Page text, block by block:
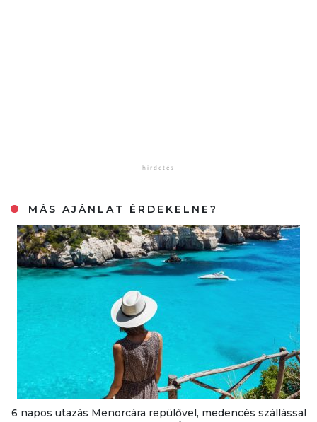
MÁS AJÁNLAT ÉRDEKELNE?
6 napos utazás Menorcára repülővel, medencés szállással